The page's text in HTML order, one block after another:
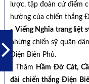
lược, tập đoàn cứ điểm
hưởng của chiến thắng
- Viếng Nghĩa trang liệt
những chiến sỹ quân
Điện Biên Phủ.
- Thăm
Hầm Đờ Cát,
đài chiến thắng Điện